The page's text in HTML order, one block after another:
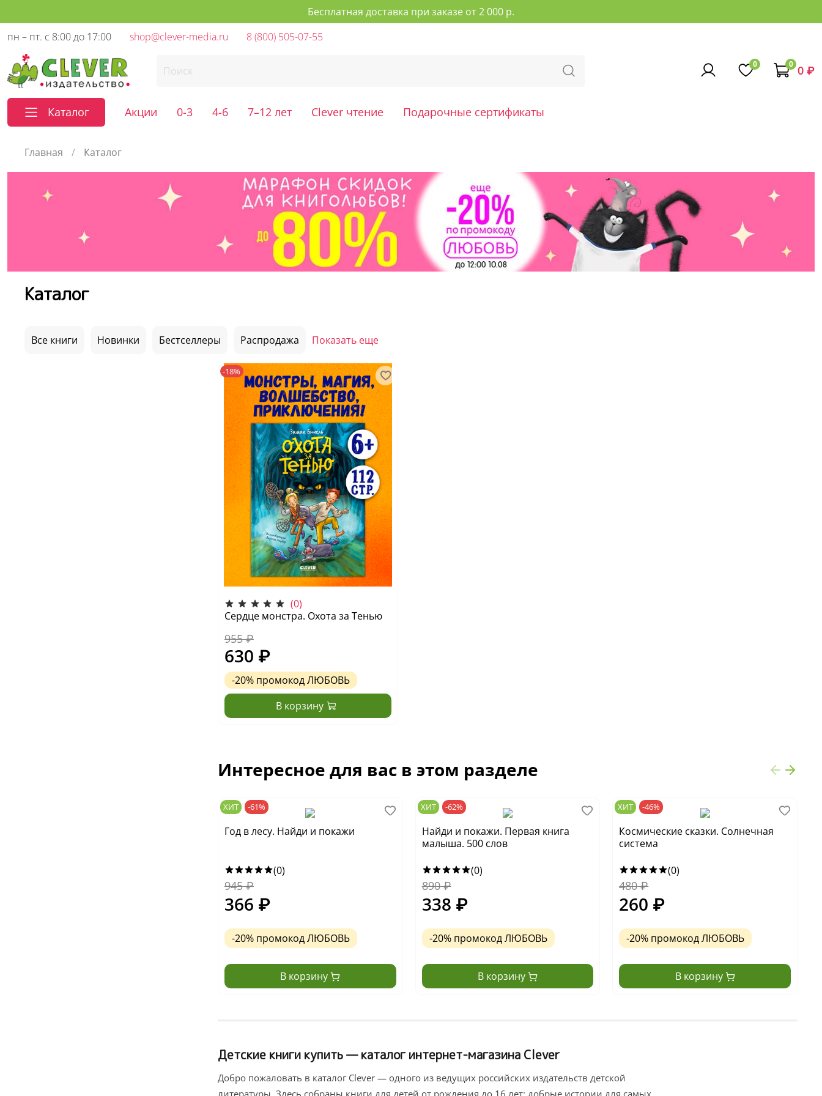
Бесплатная доставка при заказе от 2 000 р.
пн – пт. с 8:00 до 17:00
shop@clever-media.ru 8 (800) 505-07-55
0 0 0 ₽
Каталог Акции 0-3 4-6 7–12 лет Clever чтение Подарочные сертификаты
Главная Каталог
Каталог
Все книги Новинки Бестселлеры Распродажа Показать еще
-18%
(0)
Сердце монстра. Охота за Тенью
955 ₽
630 ₽
-20% промокодЛЮБОВЬ
В корзину
Интересное для вас в этом разделе
ХИТ -61%
Год в лесу. Найди и покажи
(0)
945₽
366 ₽
-20% промокод ЛЮБОВЬ
В корзину
ХИТ -62%
Найди и покажи. Первая книга
малыша. 500 слов
(0)
890₽
338 ₽
-20% промокод ЛЮБОВЬ
В корзину
ХИТ -46%
Космические сказки. Солнечная
система
(0)
480₽
260 ₽
-20% промокод ЛЮБОВЬ
В корзину
Детские книги купить — каталог интернет-магазина Clever
Добро пожаловать в каталог Clever — одного из ведущих российских издательств детской
литературы. Здесь собраны книги для детей от рождения до 16 лет: добрые истории для самых